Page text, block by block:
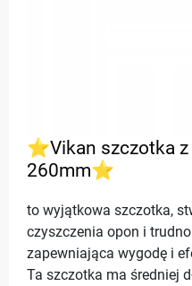
⭐Vikan szczotka
260mm⭐
to wyjątkowa szczotka,
czyszczenia opon i
zapewniająca wygodę i
Ta szczotka ma średniej